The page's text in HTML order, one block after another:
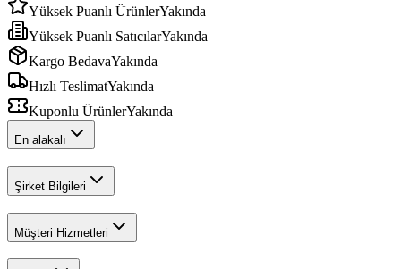
Yüksek Puanlı ÜrünlerYakında
Yüksek Puanlı SatıcılarYakında
Kargo BedavaYakında
Hızlı TeslimatYakında
Kuponlu ÜrünlerYakında
En alakalı
Şirket Bilgileri
Müşteri Hizmetleri